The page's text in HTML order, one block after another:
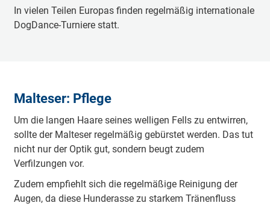
In vielen Teilen Europas finden regelmäßig internationale
DogDance-Turniere statt.
Malteser: Pflege
Um die langen Haare seines welligen Fells zu entwirren,
sollte der Malteser regelmäßig gebürstet werden. Das tut
nicht nur der Optik gut, sondern beugt zudem
Verfilzungen vor.
Zudem empfiehlt sich die regelmäßige Reinigung der
Augen, da diese Hunderasse zu starkem Tränenfluss